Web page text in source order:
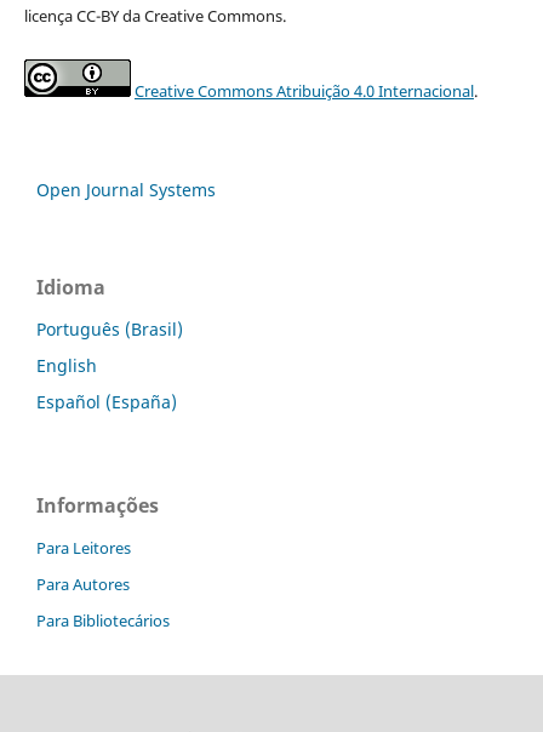
licença CC-BY da Creative Commons.
Creative Commons Atribuição 4.0 Internacional.
Open Journal Systems
Idioma
Português (Brasil)
English
Español (España)
Informações
Para Leitores
Para Autores
Para Bibliotecários